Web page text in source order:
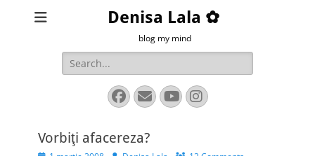
Denisa Lala ✿
blog my mind
Search
for:
Facebook
EmailYouTube
Instagram
Vorbiţi afacereza?